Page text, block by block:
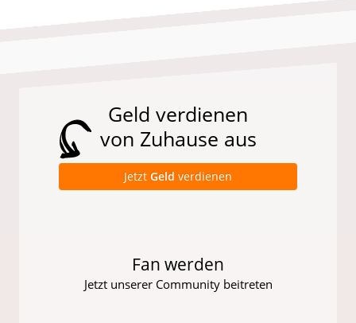
Geld verdienen
von Zuhause aus
Jetzt Geld verdienen
Fan werden
Jetzt unserer Community beitreten